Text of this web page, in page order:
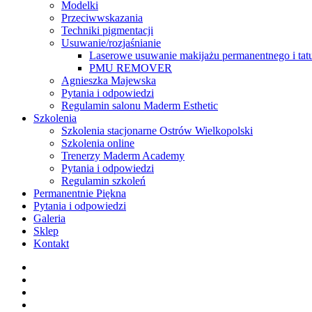
Modelki
Przeciwwskazania
Techniki pigmentacji
Usuwanie/rozjaśnianie
Laserowe usuwanie makijażu permanentnego i
PMU REMOVER
Agnieszka Majewska
Pytania i odpowiedzi
Regulamin salonu Maderm Esthetic
Szkolenia
Szkolenia stacjonarne Ostrów Wielkopolski
Szkolenia online
Trenerzy Maderm Academy
Pytania i odpowiedzi
Regulamin szkoleń
Permanentnie Piękna
Pytania i odpowiedzi
Galeria
Sklep
Kontakt